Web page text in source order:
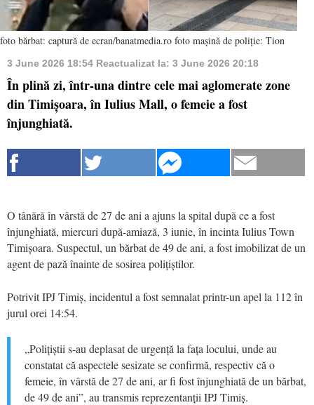
foto bărbat: captură de ecran/banatmedia.ro foto mașină de poliție: Tion
3 June 2026 18:54 Reactualizat la: 3 June 2026 20:18
În plină zi, într-una dintre cele mai aglomerate zone
din Timișoara, în Iulius Mall, o femeie a fost
înjunghiată.
O tânără în vârstă de 27 de ani a ajuns la spital după ce a fost
înjunghiată, miercuri după-amiază, 3 iunie, în incinta Iulius Town
Timișoara. Suspectul, un bărbat de 49 de ani, a fost imobilizat de un
agent de pază înainte de sosirea polițiștilor.
Potrivit IPJ Timiș, incidentul a fost semnalat printr-un apel la 112 în
jurul orei 14:54.
„Polițiștii s-au deplasat de urgență la fața locului, unde au
constatat că aspectele sesizate se confirmă, respectiv că o
femeie, în vârstă de 27 de ani, ar fi fost înjunghiată de un bărbat,
de 49 de ani”, au transmis reprezentanții IPJ Timiș.